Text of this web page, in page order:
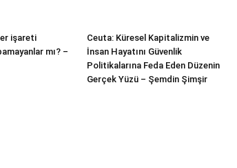
işareti
mı? –
Ceuta: Küresel Kapitalizmin ve
İnsan Hayatını Güvenlik
Politikalarına Feda Eden Düzenin
Gerçek Yüzü – Şemdin Şimşir